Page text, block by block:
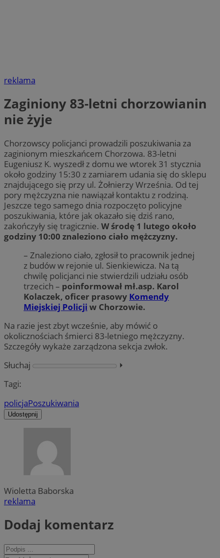
reklama
Zaginiony 83-letni chorzowianin
nie żyje
Chorzowscy policjanci prowadzili poszukiwania za
zaginionym mieszkańcem Chorzowa. 83-letni
Eugeniusz K. wyszedł z domu we wtorek 31 stycznia
około godziny 15:30 z zamiarem udania się do sklepu
znajdującego się przy ul. Żołnierzy Września. Od tej
pory mężczyzna nie nawiązał kontaktu z rodziną.
Jeszcze tego samego dnia rozpoczęto policyjne
poszukiwania, które jak okazało się dziś rano,
zakończyły się tragicznie. W środę 1 lutego około
godziny 10:00 znaleziono ciało mężczyzny.
– Znaleziono ciało, zgłosił to pracownik jednej
z budów w rejonie ul. Sienkiewicza. Na tą
chwilę policjanci nie stwierdzili udziału osób
trzecich – poinformował mł.asp. Karol
Kolaczek, oficer prasowy Komendy
Miejskiej Policji w Chorzowie.
Na razie jest zbyt wcześnie, aby mówić o
okolicznościach śmierci 83-letniego mężczyzny.
Szczegóły wykaże zarządzona sekcja zwłok.
Słuchaj
⏵︎
Tagi:
policjaPoszukiwania
Udostępnij
Wioletta Baborska
reklama
Dodaj komentarz